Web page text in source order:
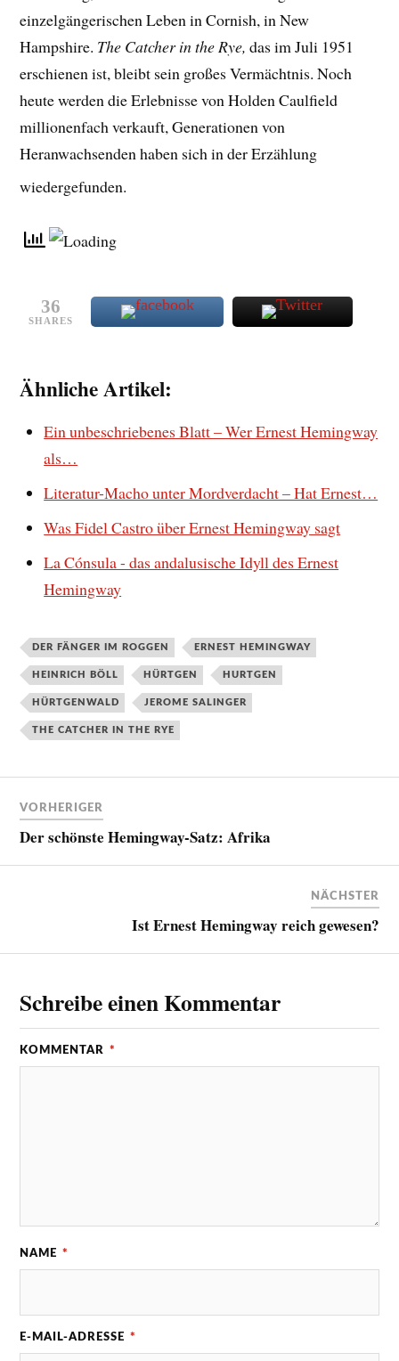
einzelgängerischen Leben in Cornish, in New
Hampshire. The Catcher in the Rye, das im Juli 1951
erschienen ist, bleibt sein großes Vermächtnis. Noch
heute werden die Erlebnisse von Holden Caulfield
millionenfach verkauft, Generationen von
Heranwachsenden haben sich in der Erzählung
wiedergefunden.
36
SHARES
Ähnliche Artikel:
Ein unbeschriebenes Blatt – Wer Ernest Hemingway
als…
Literatur-Macho unter Mordverdacht – Hat Ernest…
Was Fidel Castro über Ernest Hemingway sagt
La Cónsula - das andalusische Idyll des Ernest
Hemingway
DER FÄNGER IM ROGGEN ERNEST HEMINGWAY
HEINRICH BÖLL HÜRTGEN HURTGEN
HÜRTGENWALD JEROME SALINGER
THE CATCHER IN THE RYE
VORHERIGER
Der schönste Hemingway-Satz: Afrika
NÄCHSTER
Ist Ernest Hemingway reich gewesen?
Schreibe einen Kommentar
KOMMENTAR *
NAME *
E-MAIL-ADRESSE *